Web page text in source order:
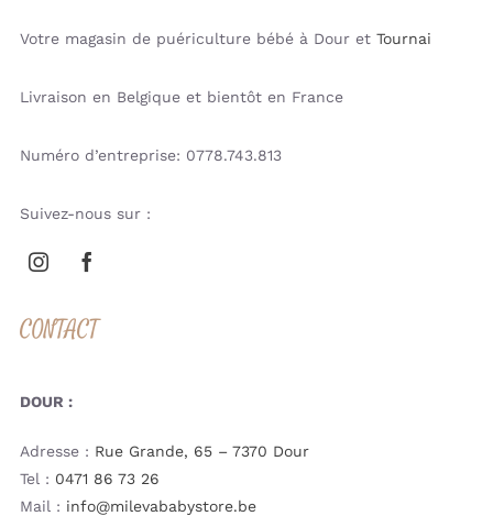
Votre magasin de puériculture bébé à Dour et Tournai
Livraison en Belgique et bientôt en France
Numéro d’entreprise: 0778.743.813
Suivez-nous sur :
CONTACT
DOUR :
Adresse : Rue Grande, 65 – 7370 Dour
Tel : 0471 86 73 26
Mail : info@milevababystore.be